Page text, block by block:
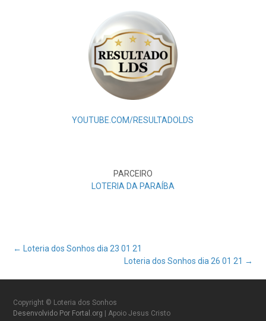
YOUTUBE.COM/RESULTADOLDS
PARCEIRO
LOTERIA DA PARAÍBA
Post
navigation
← Loteria dos Sonhos dia 23 01 21
Loteria dos Sonhos dia 26 01 21 →
Copyright © Loteria dos Sonhos
Desenvolvido Por Fortal.org
| Apoio Jesus Cristo